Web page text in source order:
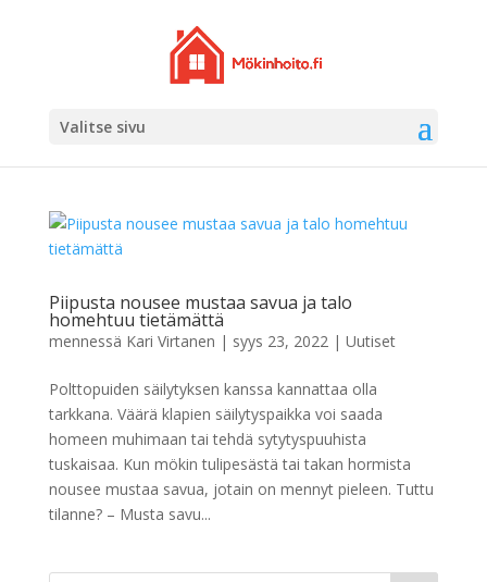
Valitse sivu
Piipusta nousee mustaa savua ja talo
homehtuu tietämättä
mennessä Kari Virtanen | syys 23, 2022| Uutiset
Polttopuiden säilytyksen kanssa kannattaa olla
tarkkana. Väärä klapien säilytyspaikka voi saada
homeen muhimaan tai tehdä sytytyspuuhista
tuskaisaa. Kun mökin tulipesästä tai takan hormista
nousee mustaa savua, jotain on mennyt pieleen. Tuttu
tilanne? – Musta savu...